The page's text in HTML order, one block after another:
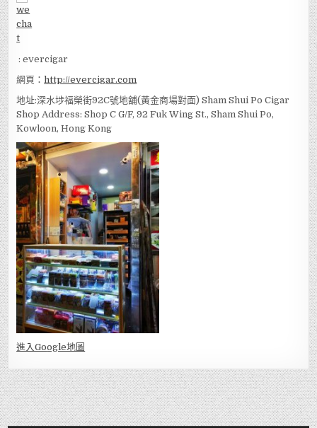
: evercigar
網頁：http://evercigar.com
地址:深水埗福榮街92C號地舖(黃金商場對面) Sham Shui Po Cigar
Shop Address: Shop C G/F, 92 Fuk Wing St., Sham Shui Po,
Kowloon, Hong Kong
進入Google地圖